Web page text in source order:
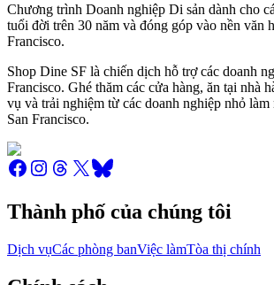
Chương trình Doanh nghiệp Di sản dành cho
tuổi đời trên 30 năm và đóng góp vào nền văn
Francisco.
Shop Dine SF là chiến dịch hỗ trợ các doanh
Francisco. Ghé thăm các cửa hàng, ăn tại nhà
vụ và trải nghiệm từ các doanh nghiệp nhỏ làm
San Francisco.
Thành phố của chúng tôi
Dịch vụCác phòng banViệc làmTòa thị chính